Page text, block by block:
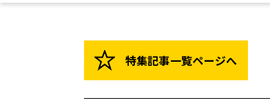
特集記事一覧ページへ